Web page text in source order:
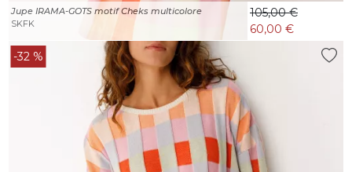
Jupe IRAMA-GOTS motif Cheks multicolore
SKFK
105,00 €
60,00 €
-32 %